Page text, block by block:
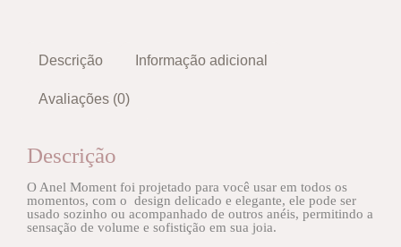
Descrição Informação adicional
Avaliações (0)
Descrição
O Anel Moment foi projetado para você usar em todos os
momentos, com o design delicado e elegante, ele pode ser
usado sozinho ou acompanhado de outros anéis, permitindo a
sensação de volume e sofistição em sua joia.